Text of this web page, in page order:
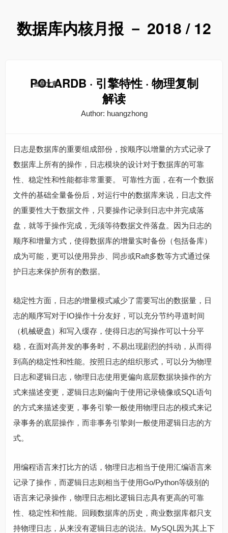
数据库内核月报 － 2018 / 12
当期文章
POLARDB · 引擎特性 · 物理复制
解读
Author: huangzhong
日志是数据库的重要组成部份，按顺序以增量的方式记录了
数据库上所有的操作，日志模块的设计对于数据库的可靠
性、稳定性和性能都非常重要。 可靠性方面，在有一个数据
文件的基础全量备份后，对运行中的数据库来说，日志文件
的重要性大于数据文件，只要操作记录到日志中并完成落
盘，就等于操作完成，无须等待数据文件落盘。因为日志的
顺序和增量方式，使得数据库的增量实时备份（包括备库）
成为可能，更可以使用异步、同步或Raft多数等方式通过保
护日志来保护所有的数据。
稳定性方面，日志的增量模式减少了需要写出的数据量，日
志的顺序写对于IO操作十分友好，可以充分节约寻道时间
（机械硬盘）和写入缓存，使得日志的写操作可以十分平
稳，在面对高并发的事务时，不易出现剧烈的抖动，从而得
到高的稳定性和性能。按照日志的组织形式，可以分为物理
日志和逻辑日志，物理日志使用更偏向底层数据块操作的方
式来描述变更，逻辑日志则偏向于使用记录镜像或SQL语句
的方式来描述变更，事务引挚一般使用物理日志的模式来记
录事务的底层操作，而非事务引挚则一般使用逻辑日志的方
式。
用编程语言来打比方的话，物理日志相当于使用汇编语言来
记录了操作，而逻辑日志则相当于使用Go/Python等级别的
语言来记录操作，物理日志相比逻辑日志具有更高的可靠
性、稳定性和性能。回顾数据库的历史，商业数据库都只支
持物理日志，从来没有逻辑日志的说法。MySQL因为其上下